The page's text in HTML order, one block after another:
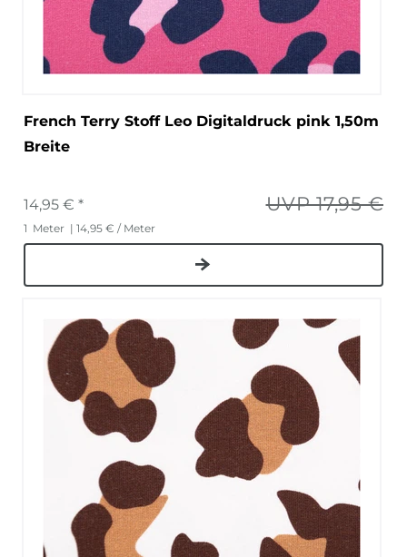
French Terry Stoff Leo Digitaldruck pink 1,50m
Breite
UVP 17,95 €
14,95 € *
1 Meter | 14,95 € / Meter